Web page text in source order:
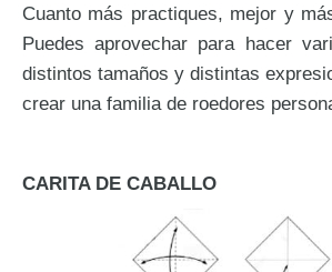
Cuanto más practiques, mejor y
Puedes aprovechar para hacer
distintos tamaños y distintas
crear una familia de roedores
CARITA DE CABALLO